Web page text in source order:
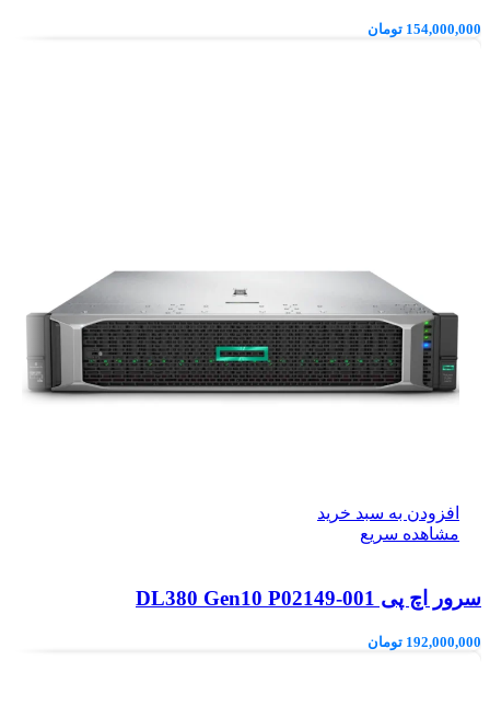
154,000,000 تومان
افزودن به سبد خرید
مشاهده سریع
سرور اچ پی DL380 Gen10 P02149-001
192,000,000 تومان